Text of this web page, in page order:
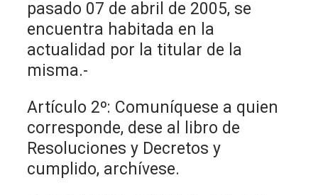
pasado 07 de abril de 2005, se
encuentra habitada en la
actualidad por la titular de la
misma.-
Artículo 2º: Comuníquese a quien
corresponde, dese al libro de
Resoluciones y Decretos y
cumplido, archívese.